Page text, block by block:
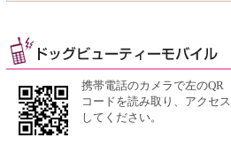
携帯電話のカメラで左のQR
コードを読み取り、アクセス
してください。